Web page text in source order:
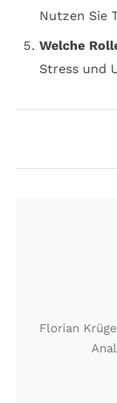
Nutzen Sie
Welche
Stress und
Florian